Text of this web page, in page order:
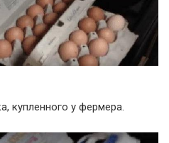
купленного у фермера.